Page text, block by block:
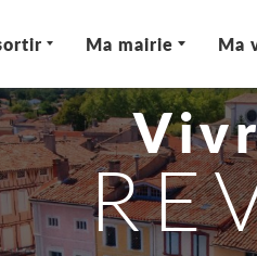
Ma mairie Ma